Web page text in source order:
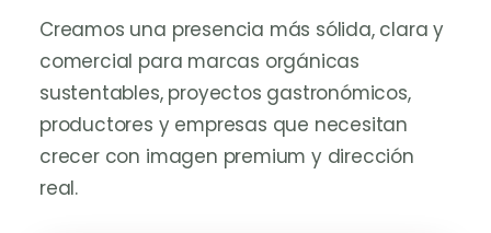
Creamos una presencia más sólida, clara y
comercial para marcas orgánicas
sustentables, proyectos gastronómicos,
productores y empresas que necesitan
crecer con imagen premium y dirección
real.